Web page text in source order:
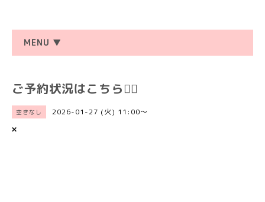
MENU ▼
ご予約状況はこちら💁‍♀️
空きなし 2026-01-27 (火) 11:00～
×